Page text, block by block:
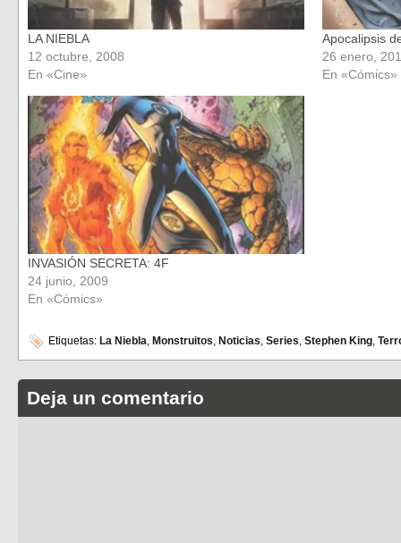
LA NIEBLA
12 octubre, 2008
En «Cine»
Apocalipsis
26 enero,
En «Cómics»
INVASIÓN SECRETA: 4F
24 junio, 2009
En «Cómics»
Etiquetas: La Niebla, Monstruitos, Noticias, Series, Stephen King,
Deja un comentario